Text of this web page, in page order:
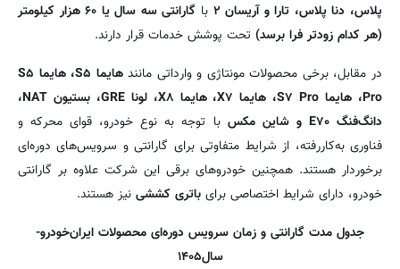
پلاس، دنا پلاس، تارا و آریسان ۲
با
گارانتی سه سال یا ۶۰ هزار کیلومتر
(هر کدام زودتر فرا برسد) تحت پوشش خدمات قرار دارند.
در مقابل، برخی محصولات مونتاژی و وارداتی مانند
هایما S۵، هایما S۵
Pro، هایما S۷ Pro، هایما X۷، هایما X۸، لونا GRE، بستیون NAT،
دانگ‌فنگ E۷۰ و شاین مکس
با توجه به نوع خودرو، قوای محرکه و
فناوری به‌کاررفته، از شرایط متفاوتی برای گارانتی و سرویس‌های دوره‌ای
برخوردار هستند. همچنین خودروهای برقی این شرکت علاوه بر گارانتی
خودرو، دارای شرایط اختصاصی برای باتری کششی نیز هستند.
جدول مدت گارانتی و زمان سرویس دوره‌ای محصولات ایران‌خودرو-
سال۱۴۰۵